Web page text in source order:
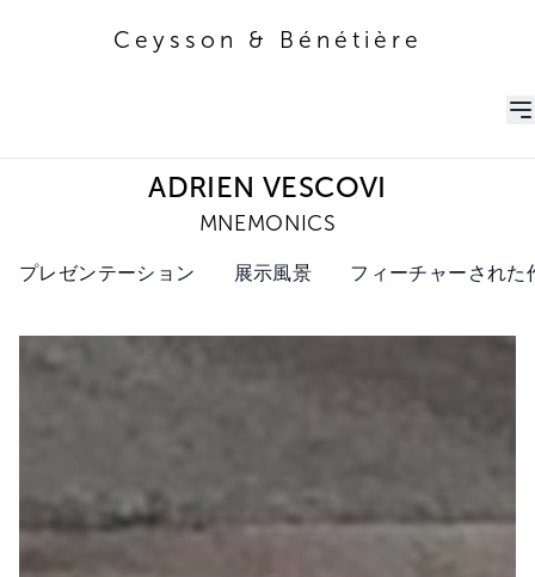
Ceysson & Bénétière
ADRIEN VESCOVI
MNEMONICS
プレゼンテーション 展示風景 フィーチャーされた